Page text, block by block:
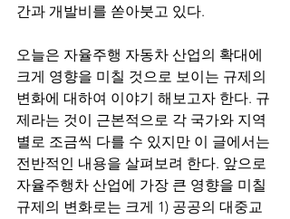
간과 개발비를 쏟아붓고 있다.
오늘은 자율주행 자동차 산업의 확대에
크게 영향을 미칠 것으로 보이는 규제의
변화에 대하여 이야기 해보고자 한다. 규
제라는 것이 근본적으로 각 국가와 지역
별로 조금씩 다를 수 있지만 이 글에서는
전반적인 내용을 살펴보려 한다. 앞으로
자율주행차 산업에 가장 큰 영향을 미칠
규제의 변화로는 크게 1) 공공의 대중교